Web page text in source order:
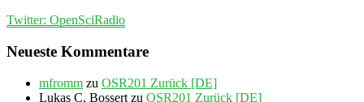
Twitter: OpenSciRadio
Neueste Kommentare
mfromm zu OSR201 Zurück [DE]
Lukas C. Bossert zu OSR201 Zurück [DE]